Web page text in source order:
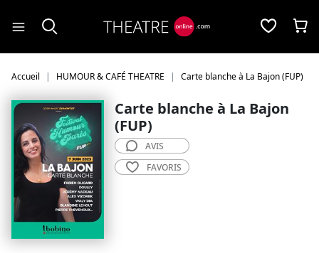
Accueil HUMOUR & CAFÉ THEATRE Carte blanche à La Bajon (FUP)
Carte blanche à La Bajon
(FUP)
AVIS
FAVORIS